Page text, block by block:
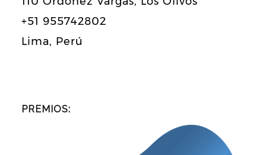
+51 955742802
Lima, Perú
PREMIOS: